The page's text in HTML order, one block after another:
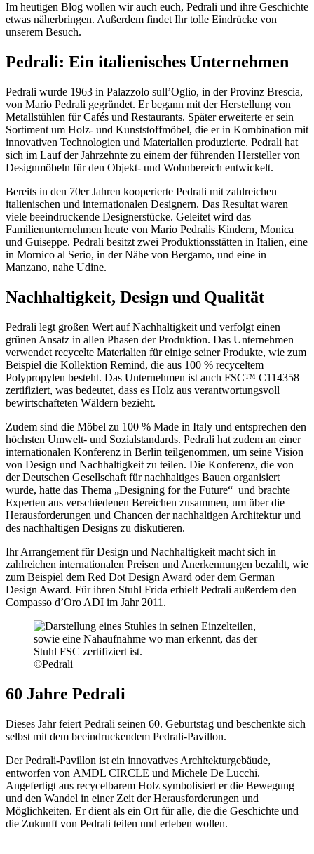
Im heutigen Blog wollen wir auch euch, Pedrali und ihre Geschichte
etwas näherbringen. Außerdem findet Ihr tolle Eindrücke von
unserem Besuch.
Pedrali: Ein italienisches Unternehmen
Pedrali wurde 1963 in Palazzolo sull’Oglio, in der Provinz Brescia,
von Mario Pedrali gegründet. Er begann mit der Herstellung von
Metallstühlen für Cafés und Restaurants. Später erweiterte er sein
Sortiment um Holz- und Kunststoffmöbel, die er in Kombination mit
innovativen Technologien und Materialien produzierte. Pedrali hat
sich im Lauf der Jahrzehnte zu einem der führenden Hersteller von
Designmöbeln für den Objekt- und Wohnbereich entwickelt.
Bereits in den 70er Jahren kooperierte Pedrali mit zahlreichen
italienischen und internationalen Designern. Das Resultat waren
viele beeindruckende Designerstücke. Geleitet wird das
Familienunternehmen heute von Mario Pedralis Kindern, Monica
und Guiseppe. Pedrali besitzt zwei Produktionsstätten in Italien, eine
in Mornico al Serio, in der Nähe von Bergamo, und eine in
Manzano, nahe Udine.
Nachhaltigkeit, Design und Qualität
Pedrali legt großen Wert auf Nachhaltigkeit und verfolgt einen
grünen Ansatz in allen Phasen der Produktion. Das Unternehmen
verwendet recycelte Materialien für einige seiner Produkte, wie zum
Beispiel die Kollektion Remind, die aus 100 % recyceltem
Polypropylen besteht. Das Unternehmen ist auch FSC™ C114358
zertifiziert, was bedeutet, dass es Holz aus verantwortungsvoll
bewirtschafteten Wäldern bezieht.
Zudem sind die Möbel zu 100 % Made in Italy und entsprechen den
höchsten Umwelt- und Sozialstandards. Pedrali hat zudem an einer
internationalen Konferenz in Berlin teilgenommen, um seine Vision
von Design und Nachhaltigkeit zu teilen. Die Konferenz, die von
der Deutschen Gesellschaft für nachhaltiges Bauen organisiert
wurde, hatte das Thema „Designing for the Future“ und brachte
Experten aus verschiedenen Bereichen zusammen, um über die
Herausforderungen und Chancen der nachhaltigen Architektur und
des nachhaltigen Designs zu diskutieren.
Ihr Arrangement für Design und Nachhaltigkeit macht sich in
zahlreichen internationalen Preisen und Anerkennungen bezahlt, wie
zum Beispiel dem Red Dot Design Award oder dem German
Design Award. Für ihren Stuhl Frida erhielt Pedrali außerdem den
Compasso d’Oro ADI im Jahr 2011.
©Pedrali
60 Jahre Pedrali
Dieses Jahr feiert Pedrali seinen 60. Geburtstag und beschenkte sich
selbst mit dem beeindruckendem Pedrali-Pavillon.
Der Pedrali-Pavillon ist ein innovatives Architekturgebäude,
entworfen von AMDL CIRCLE und Michele De Lucchi.
Angefertigt aus recycelbarem Holz symbolisiert er die Bewegung
und den Wandel in einer Zeit der Herausforderungen und
Möglichkeiten. Er dient als ein Ort für alle, die die Geschichte und
die Zukunft von Pedrali teilen und erleben wollen.